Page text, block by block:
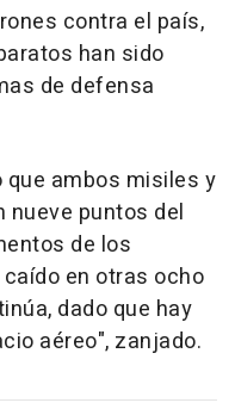
contra el país,
han sido
de defensa
que ambos misiles y
nueve puntos del
de los
en otras ocho
dado que hay
aéreo", zanjado.